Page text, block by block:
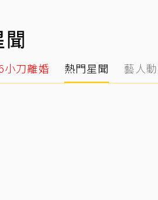
小刀離婚 熱門星聞 藝人